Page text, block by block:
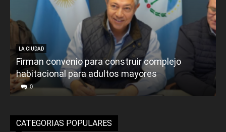
LA CIUDAD
Firman convenio para construir complejo
habitacional para adultos mayores
0
CATEGORIAS POPULARES